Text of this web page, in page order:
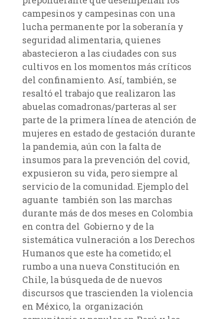
campesinos y campesinas con una
lucha permanente por la soberanía y
seguridad alimentaria, quienes
abastecieron a las ciudades con sus
cultivos en los momentos más críticos
del confinamiento. Así, también, se
resaltó el trabajo que realizaron las
abuelas comadronas/parteras al ser
parte de la primera línea de atención de
mujeres en estado de gestación durante
la pandemia, aún con la falta de
insumos para la prevención del covid,
expusieron su vida, pero siempre al
servicio de la comunidad. Ejemplo del
aguante también son las marchas
durante más de dos meses en Colombia
en contra del Gobierno y de la
sistemática vulneración a los Derechos
Humanos que este ha cometido; el
rumbo a una nueva Constitución en
Chile, la búsqueda de de nuevos
discursos que trascienden la violencia
en México, la organización